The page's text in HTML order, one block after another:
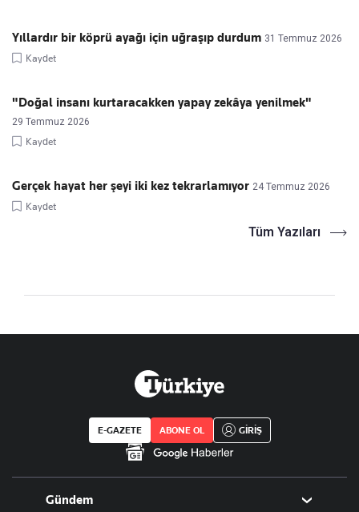
Yıllardır bir köprü ayağı için uğraşıp durdum 31 Temmuz 2026
Kaydet
"Doğal insanı kurtaracakken yapay zekâya yenilmek"
29 Temmuz 2026
Kaydet
Gerçek hayat her şeyi iki kez tekrarlamıyor 24 Temmuz 2026
Kaydet
Tüm Yazıları
E-GAZETE ABONE OL GİRİŞ
Gündem